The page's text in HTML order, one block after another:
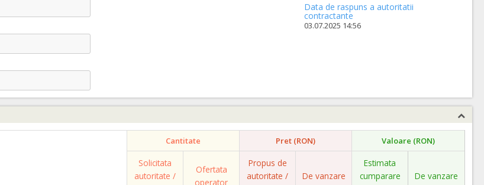
Data de raspuns a autoritatii
contractante
03.07.2025 14:56
Cantitate Pret (RON) Valoare (RON)
Solicitata
autoritate /
Ofertata
operator
Propus de
autoritate /
De vanzare
Estimata
cumparare
De vanzare